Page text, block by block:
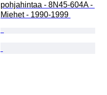
pohjahintaa - 8N45-604A -
Miehet - 1990-1999